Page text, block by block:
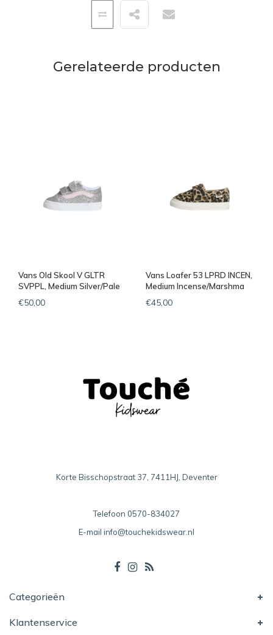
Gerelateerde producten
Vans Old Skool V GLTR
SVPPL, Medium Silver/Pale
Pet
€50,00
Vans Loafer 53 LPRD INCEN,
Medium Incense/Marshma
€45,00
Korte Bisschopstraat 37, 7411HJ, Deventer
Telefoon 0570-834027
E-mail info@touchekidswear.nl
Categorieën
Klantenservice